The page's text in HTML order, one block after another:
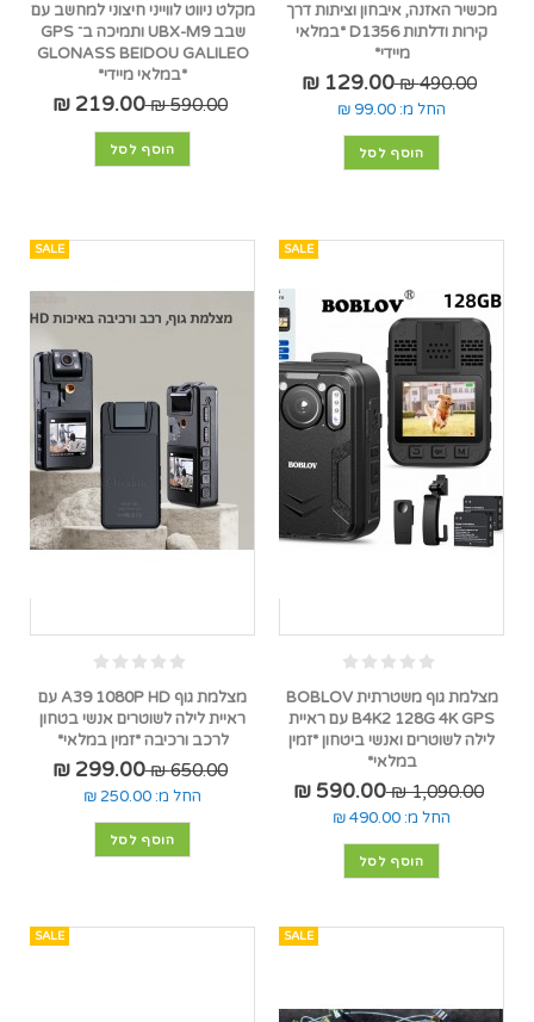
מכשיר האזנה, איבחון וציתות דרך
קירות ודלתות D1356 *במלאי
מיידי*
490.00 ₪
129.00 ₪
החל מ: 99.00 ₪
הוסף לסל
מקלט ניווט לווייני חיצוני למחשב עם
שבב UBX-M9 ותמיכה ב־ GPS
GLONASS BEIDOU GALILEO
*במלאי מיידי*
590.00 ₪
219.00 ₪
הוסף לסל
SALE
מצלמת גוף משטרתית BOBLOV
B4K2 128G 4K GPS עם ראיית
לילה לשוטרים ואנשי ביטחון *זמין
במלאי*
1,090.00 ₪
590.00 ₪
החל מ: 490.00 ₪
הוסף לסל
SALE
מצלמת גוף A39 1080P HD עם
ראיית לילה לשוטרים אנשי בטחון
לרכב ורכיבה *זמין במלאי*
650.00 ₪
299.00 ₪
החל מ: 250.00 ₪
הוסף לסל
SALE
SALE